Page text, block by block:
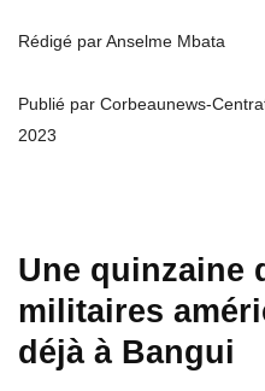
Rédigé par Anselme Mbata
Publié par Corbeaunews-
2023
Une quinzaine
militaires
déjà à Bangui